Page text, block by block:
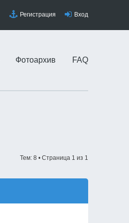
Регистрация Вход
Фотоархив FAQ
Тем: 8 • Страница 1 из 1